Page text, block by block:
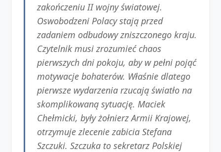
zakończeniu II wojny światowej.
Oswobodzeni Polacy stają przed
zadaniem odbudowy zniszczonego kraju.
Czytelnik musi zrozumieć chaos
pierwszych dni pokoju, aby w pełni pojąć
motywacje bohaterów. Właśnie dlatego
pierwsze wydarzenia rzucają światło na
skomplikowaną sytuację. Maciek
Chełmicki, były żołnierz Armii Krajowej,
otrzymuje zlecenie zabicia Stefana
Szczuki. Szczuka to sekretarz Polskiej